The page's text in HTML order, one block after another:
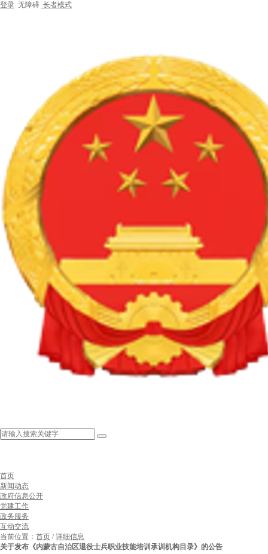
登录 无障碍 长者模式
首页
新闻动态
政府信息公开
党建工作
政务服务
互动交流
当前位置： 首页 /详细信息
关于发布《内蒙古自治区退役士兵职业技能培训承训机构目录》的公告